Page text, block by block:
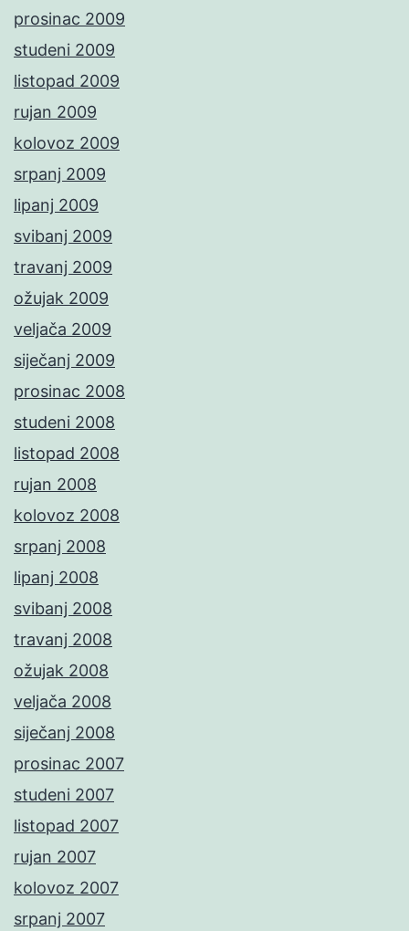
prosinac 2009
studeni 2009
listopad 2009
rujan 2009
kolovoz 2009
srpanj 2009
lipanj 2009
svibanj 2009
travanj 2009
ožujak 2009
veljača 2009
siječanj 2009
prosinac 2008
studeni 2008
listopad 2008
rujan 2008
kolovoz 2008
srpanj 2008
lipanj 2008
svibanj 2008
travanj 2008
ožujak 2008
veljača 2008
siječanj 2008
prosinac 2007
studeni 2007
listopad 2007
rujan 2007
kolovoz 2007
srpanj 2007